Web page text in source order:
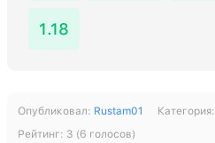
1.18
Опубликовал: Rustam01 Категория:
Рейтинг: 3 (6 голосов)